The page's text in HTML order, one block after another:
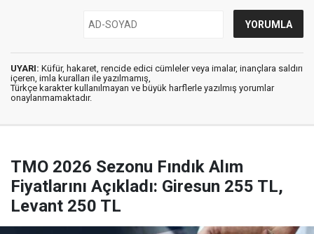
UYARI: Küfür, hakaret, rencide edici cümleler veya imalar, inançlara saldırı
içeren, imla kuralları ile yazılmamış,
Türkçe karakter kullanılmayan ve büyük harflerle yazılmış yorumlar
onaylanmamaktadır.
TMO 2026 Sezonu Fındık Alım
Fiyatlarını Açıkladı: Giresun 255 TL,
Levant 250 TL